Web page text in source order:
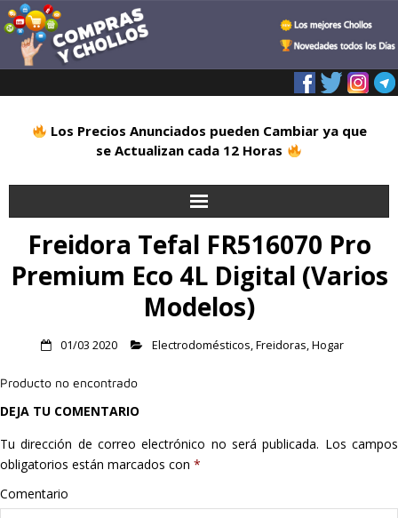
Los Precios Anunciados pueden Cambiar ya que
se Actualizan cada 12 Horas
Inicio
Alimentación
Hogar
Informática
Listas
Freidora Tefal FR516070 Pro
Premium Eco 4L Digital (Varios
Modelos)
01/03 2020 Electrodomésticos,Freidoras,Hogar
Producto no encontrado
DEJA TU COMENTARIO
Tu dirección de correo electrónico no será publicada. Los campos
obligatorios están marcados con *
Comentario